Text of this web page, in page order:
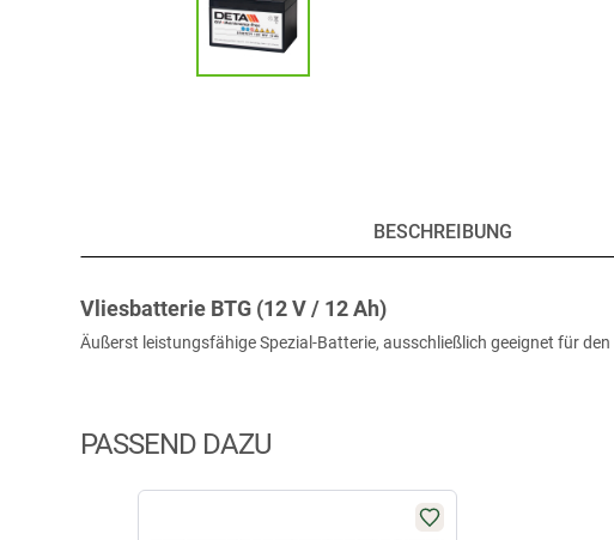
BESCHREIBUNG
Vliesbatterie BTG (12 V / 12 Ah)
Äußerst leistungsfähige Spezial-Batterie, ausschließlich geeignet für den
PASSEND DAZU